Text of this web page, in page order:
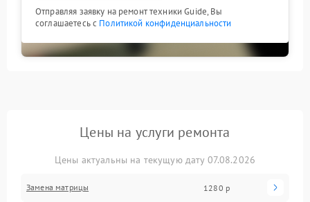
Отправляя заявку на ремонт техники Guide, Вы
соглашаетесь с Политикой конфиденциальности
Цены на услуги ремонта
Цены актуальны на текущую дату 07.08.2026
Замена матрицы 1280 р